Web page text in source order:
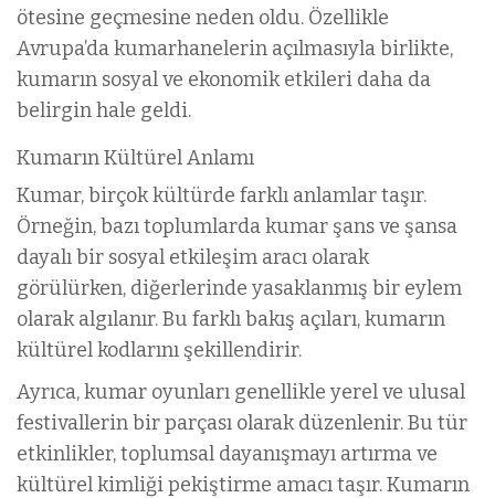
ötesine geçmesine neden oldu. Özellikle
Avrupa’da kumarhanelerin açılmasıyla birlikte,
kumarın sosyal ve ekonomik etkileri daha da
belirgin hale geldi.
Kumarın Kültürel Anlamı
Kumar, birçok kültürde farklı anlamlar taşır.
Örneğin, bazı toplumlarda kumar şans ve şansa
dayalı bir sosyal etkileşim aracı olarak
görülürken, diğerlerinde yasaklanmış bir eylem
olarak algılanır. Bu farklı bakış açıları, kumarın
kültürel kodlarını şekillendirir.
Ayrıca, kumar oyunları genellikle yerel ve ulusal
festivallerin bir parçası olarak düzenlenir. Bu tür
etkinlikler, toplumsal dayanışmayı artırma ve
kültürel kimliği pekiştirme amacı taşır. Kumarın